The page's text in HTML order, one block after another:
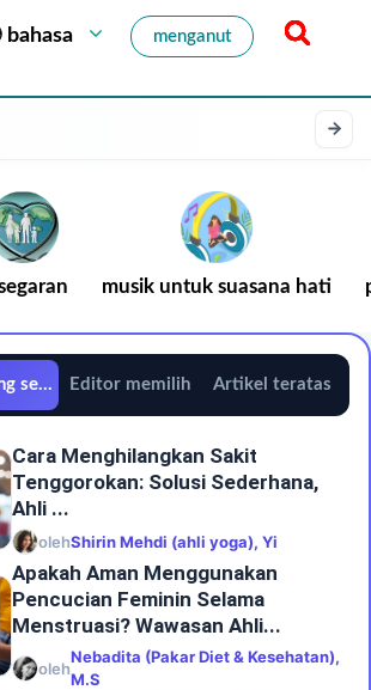
bahasa menganut
musik untuk suasana hati
sedang trenEditor memilih Artikel teratas
Cara Menghilangkan Sakit
Tenggorokan: Solusi Sederhana,
Ahli ...
olehShirin Mehdi (ahli yoga), Yi
Apakah Aman Menggunakan
Pencucian Feminin Selama
Menstruasi? Wawasan Ahli...
oleh
Nebadita (Pakar Diet & Kesehatan),
M.S